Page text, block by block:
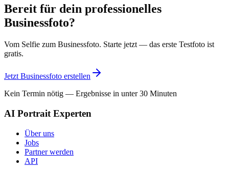
Bereit für dein professionelles
Businessfoto?
Vom Selfie zum Businessfoto. Starte jetzt — das erste Testfoto ist
gratis.
Jetzt Businessfoto erstellen
Kein Termin nötig — Ergebnisse in unter 30 Minuten
AI Portrait Experten
Über uns
Jobs
Partner werden
API